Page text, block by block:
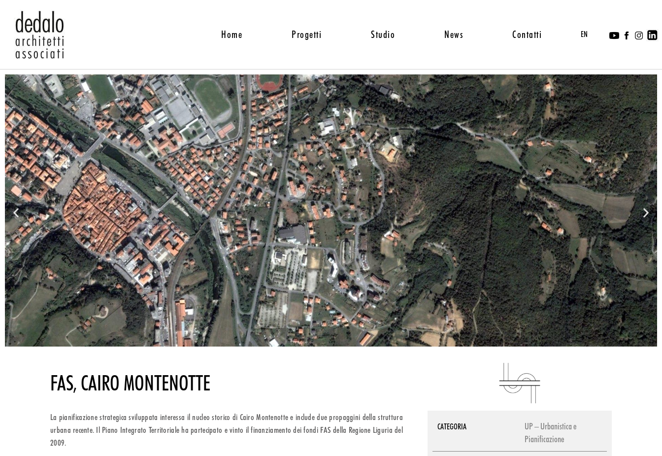
Home Progetti Studio News Contatti EN
FAS, CAIRO MONTENOTTE
La pianificazione strategica sviluppata interessa il nucleo storico di Cairo Montenotte e include due propaggini della struttura
urbana recente. Il Piano Integrato Territoriale ha partecipato e vinto il finanziamento dei fondi FAS della Regione Liguria del
2009.
CATEGORIA
UP – Urbanistica e
Pianificazione